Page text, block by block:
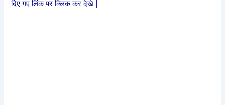
दिए गए लिंक पर क्लिक कर देखे |